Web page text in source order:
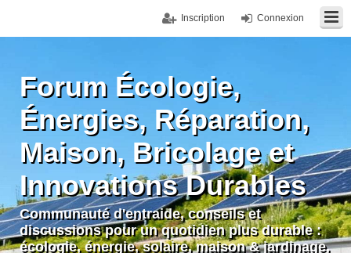
Connexion
Inscription
Forum Écologie,
Énergies, Réparation,
Maison, Bricolage et
Innovations Durables
Communauté d'entraide, conseils et
discussions pour un quotidien plus durable :
écologie, énergie, solaire, maison & jardinage,